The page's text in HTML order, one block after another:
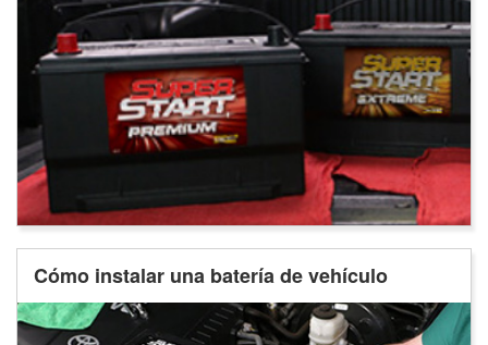
Cómo instalar una batería de vehículo